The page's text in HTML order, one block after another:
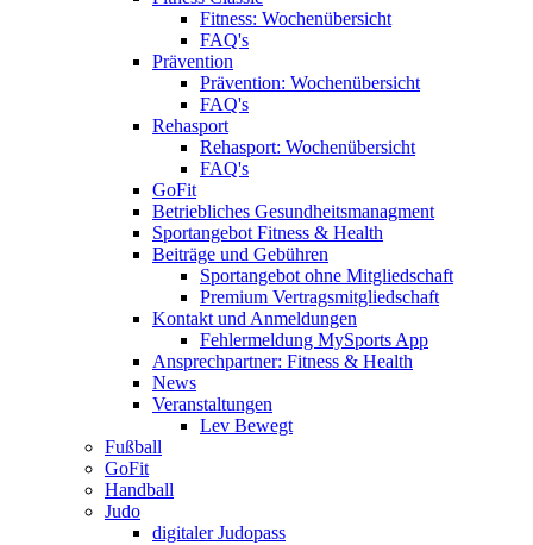
Fitness: Wochenübersicht
FAQ's
Prävention
Prävention: Wochenübersicht
FAQ's
Rehasport
Rehasport: Wochenübersicht
FAQ's
GoFit
Betriebliches Gesundheitsmanagment
Sportangebot Fitness & Health
Beiträge und Gebühren
Sportangebot ohne Mitgliedschaft
Premium Vertragsmitgliedschaft
Kontakt und Anmeldungen
Fehlermeldung MySports App
Ansprechpartner: Fitness & Health
News
Veranstaltungen
Lev Bewegt
Fußball
GoFit
Handball
Judo
digitaler Judopass